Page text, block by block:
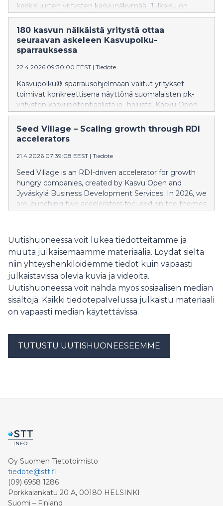
keskisuurten yritysten kasvunäkymää. Julkaisu on
yhteiskunnallisesti merkittävä, koska se tarjoaa suoran
ja tuoreen näkymän Suomen talouden moottoreihin.
Julkaisu ilmestyy keskiviikkona 3.6.2026.
180 kasvun nälkäistä yritystä ottaa
seuraavan askeleen Kasvupolku-
sparrauksessa
22.4.2026 09:30:00 EEST | Tiedote
Kasvupolku®-sparrausohjelmaan valitut yritykset
toimivat konkreettisena näyttönä suomalaisten pk-
yritysten kasvupotentiaalista ja -halusta. Kasvu Open
tarjoaa tänä vuonna maksutonta asiantuntija-apua
sadoille kasvuhakuisille yrityksille eri sparrausohjelmissa.
Seed Village – Scaling growth through RDI
accelerators
21.4.2026 07:39:08 EEST | Tiedote
Seed Village is an RDI-driven accelerator for growth
hungry companies, created by Kasvu Open and
Jyväskylä Business Development Services. In 2026, we
are launching two accelerators focused on the themes
Uutishuoneessa voit lukea tiedotteitamme ja
muuta julkaisemaamme materiaalia. Löydät sieltä
niin yhteyshenkilöidemme tiedot kuin vapaasti
julkaistavissa olevia kuvia ja videoita.
Uutishuoneessa voit nähdä myös sosiaalisen median
sisältöjä. Kaikki tiedotepalvelussa julkaistu materiaali
on vapaasti median käytettävissä.
TUTUSTU UUTISHUONEESEEMME
Oy Suomen Tietotoimisto
tiedote@stt.fi
(09) 6958 1286
Porkkalankatu 20 A, 00180 HELSINKI
Suomi – Finland